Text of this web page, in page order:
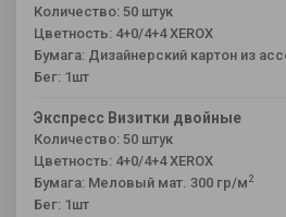
Количество: 50 штук
Цветность: 4+0/4+4 XEROX
Бумага: Дизайнерский картон из
Бег: 1шт
Экспресс Визитки двойные
Количество: 50 штук
Цветность: 4+0/4+4 XEROX
Бумага: Меловый мат. 300 гр/м2
Бег: 1шт